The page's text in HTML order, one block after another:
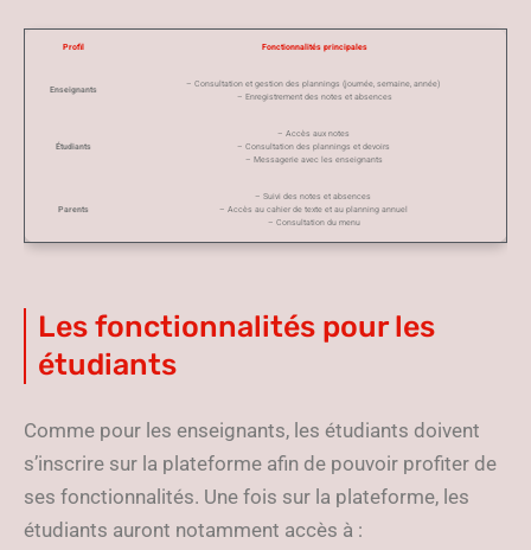
Profil Fonctionnalités principales
Enseignants
– Consultation et gestion des plannings (journée, semaine, année)
– Enregistrement des notes et absences
Étudiants
– Accès aux notes
– Consultation des plannings et devoirs
– Messagerie avec les enseignants
Parents
– Suivi des notes et absences
– Accès au cahier de texte et au planning annuel
– Consultation du menu
Les fonctionnalités pour les
étudiants
Comme pour les enseignants, les étudiants doivent
s’inscrire sur la plateforme afin de pouvoir profiter de
ses fonctionnalités. Une fois sur la plateforme, les
étudiants auront notamment accès à :